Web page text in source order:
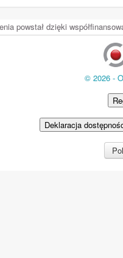
powstał dzięki
© 2026 -
Deklaracja